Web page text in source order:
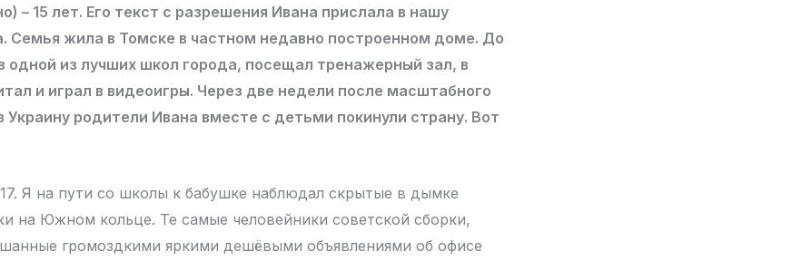
– 15 лет. Его текст с разрешения Ивана прислала в нашу
Семья жила в Томске в частном недавно построенном доме. До
одной из лучших школ города, посещал тренажерный зал, в
и играл в видеоигры. Через две недели после масштабного
Украину родители Ивана вместе с детьми покинули страну. Вот
Я на пути со школы к бабушке наблюдал скрытые в дымке
на Южном кольце. Те самые человейники советской сборки,
громоздкими яркими дешёвыми объявлениями об офисе